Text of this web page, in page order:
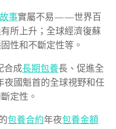
事實屬不易——世界百
所上升；全球經濟復蘇
性和不斷定性等。
合成長期包養長、促進全
夜國魁首的全球視野和任
定性。
包養合約年夜包養金額